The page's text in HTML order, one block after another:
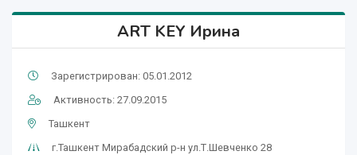
ART KEY Ирина
Зарегистрирован: 05.01.2012
Активность: 27.09.2015
Ташкент
г.Ташкент Мирабадский р-н ул.Т.Шевченко 28